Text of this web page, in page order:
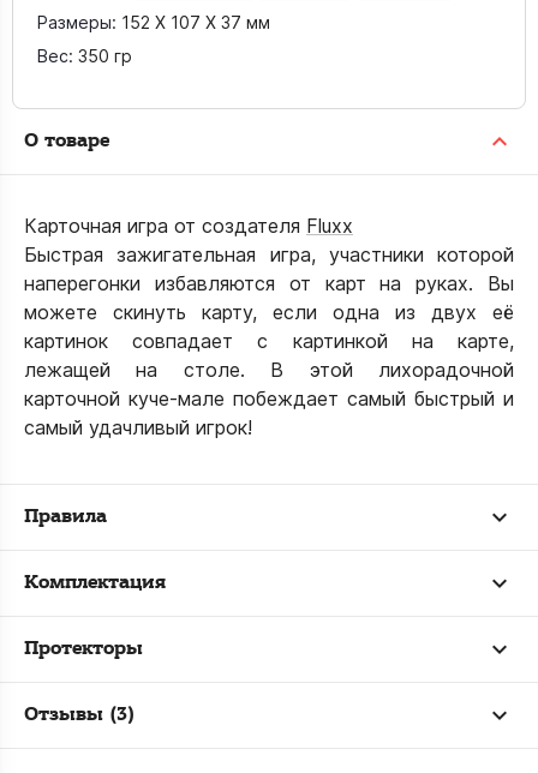
Размеры: 152 X 107 X 37 мм
Вес: 350 гр
О товаре
Карточная игра от создателя Fluxx
Быстрая зажигательная игра, участники которой
наперегонки избавляются от карт на руках. Вы
можете скинуть карту, если одна из двух её
картинок совпадает с картинкой на карте,
лежащей на столе. В этой лихорадочной
карточной куче-мале побеждает самый быстрый и
самый удачливый игрок!
Правила
Комплектация
Протекторы
Отзывы (3)